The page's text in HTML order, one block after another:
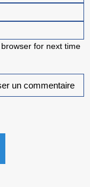
for next time